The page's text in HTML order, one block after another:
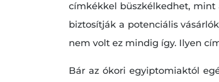
címkékkel büszkélkedhet, mint
biztosítják a potenciális
nem volt ez mindig így. Ilyen
Bár az ókori egyiptomiaktól